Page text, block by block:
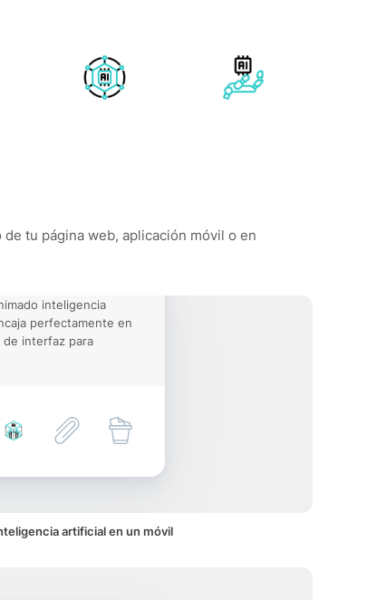
tu página web, aplicación móvil o en
inteligencia
perfectamente en
interfaz para
artificial en un móvil